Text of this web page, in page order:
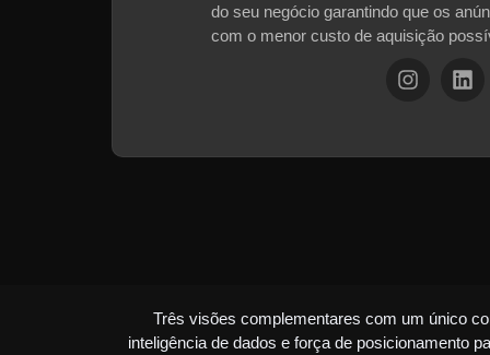
do seu negócio garantindo que os
com o menor custo de aquisição
Três visões complementares com um único
inteligência de dados e força de posicionamento